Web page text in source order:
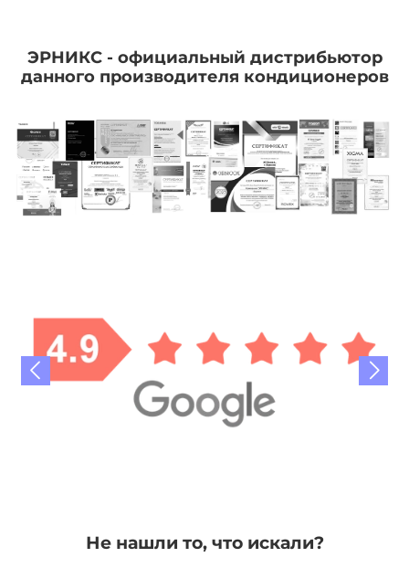
ЭРНИКС - официальный дистрибьютор
данного производителя кондиционеров
Не нашли то, что искали?